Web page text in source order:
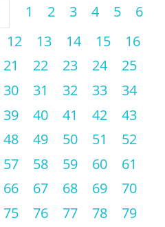
1 2 3 4 5
6
12 13 14 15
16
21 22 23 24
25
30 31 32 33
34
39 40 41 42
43
48 49 50 51
52
57 58 59 60
61
66 67 68 69
70
75 76 77 78
79